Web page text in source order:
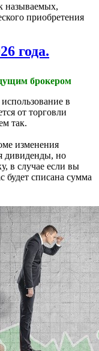
называемых,
приобретения
года.
брокером
в
от торговли
так.
изменения
дивиденды, но
в случае если вы
будет списана сумма